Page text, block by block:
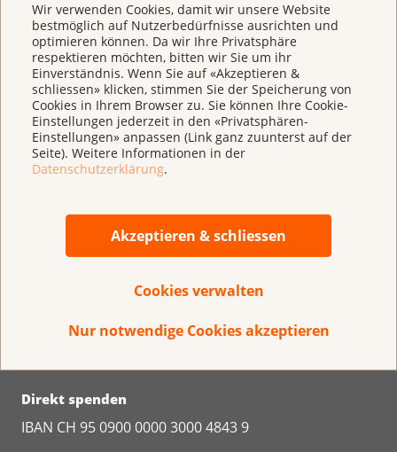
Wir verwenden Cookies, damit wir unsere Website
bestmöglich auf Nutzerbedürfnisse ausrichten und
optimieren können. Da wir Ihre Privatsphäre
respektieren möchten, bitten wir Sie um ihr
Einverständnis. Wenn Sie auf «Akzeptieren &
schliessen» klicken, stimmen Sie der Speicherung von
Cookies in Ihrem Browser zu. Sie können Ihre Cookie-
Einstellungen jederzeit in den «Privatsphären-
Einstellungen» anpassen (Link ganz zuunterst auf der
Seite). Weitere Informationen in der
Datenschutzerklärung.
Akzeptieren & schliessen
Cookies verwalten
Nur notwendige Cookies akzeptieren
Direkt spenden
IBAN CH 95 0900 0000 3000 4843 9